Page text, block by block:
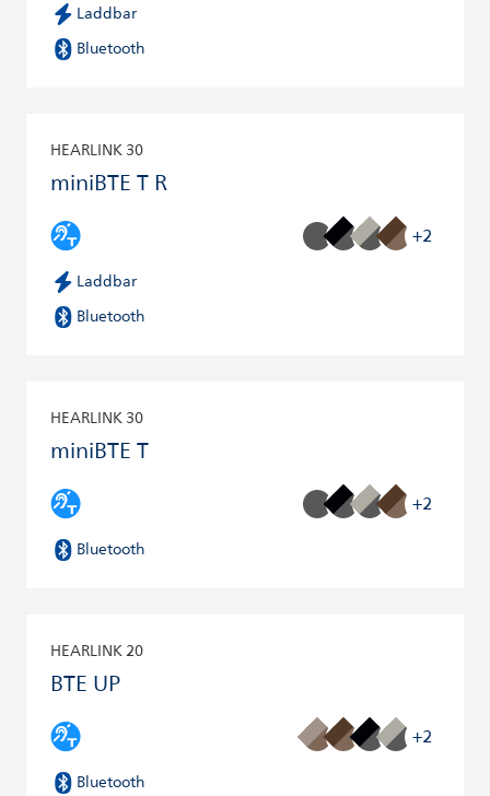
Laddbar
Bluetooth
HEARLINK 30
miniBTE T R
+2
Laddbar
Bluetooth
HEARLINK 30
miniBTE T
+2
Bluetooth
HEARLINK 20
BTE UP
+2
Bluetooth